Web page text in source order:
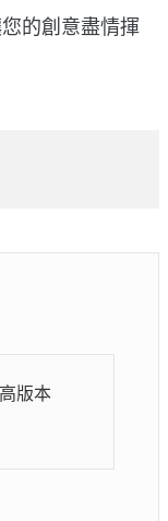
的創意盡情揮
版本